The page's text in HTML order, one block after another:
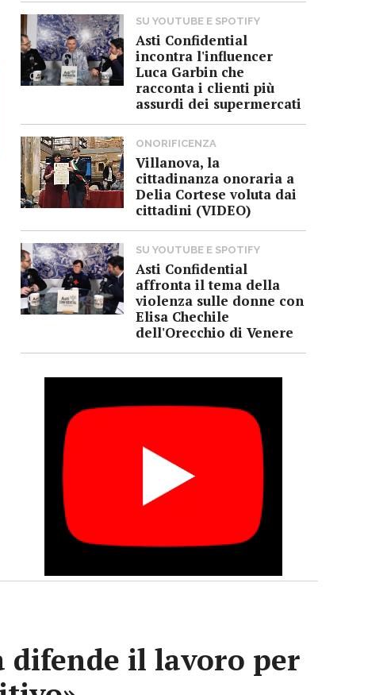
SU YOUTUBE E SPOTIFY
Asti Confidential
incontra l'influencer
Luca Garbin che
racconta i clienti più
assurdi dei supermercati
ONORIFICENZA
Villanova, la
cittadinanza onoraria a
Delia Cortese voluta dai
cittadini (VIDEO)
SU YOUTUBE E SPOTIFY
Asti Confidential
affronta il tema della
violenza sulle donne con
Elisa Chechile
dell'Orecchio di Venere
difende il lavoro per